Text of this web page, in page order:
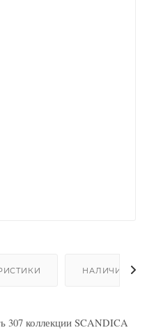
НАЛИЧИЕ
307 коллекции SCANDICA